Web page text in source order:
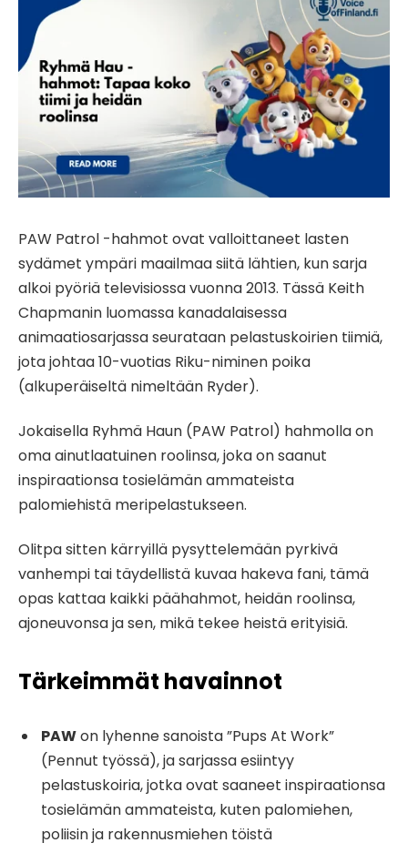
PAW Patrol -hahmot ovat valloittaneet lasten
sydämet ympäri maailmaa siitä lähtien, kun sarja
alkoi pyöriä televisiossa vuonna 2013. Tässä Keith
Chapmanin luomassa kanadalaisessa
animaatiosarjassa seurataan pelastuskoirien tiimiä,
jota johtaa 10-vuotias Riku-niminen poika
(alkuperäiseltä nimeltään Ryder).
Jokaisella Ryhmä Haun (PAW Patrol) hahmolla on
oma ainutlaatuinen roolinsa, joka on saanut
inspiraationsa tosielämän ammateista
palomiehistä meripelastukseen.
Olitpa sitten kärryillä pysyttelemään pyrkivä
vanhempi tai täydellistä kuvaa hakeva fani, tämä
opas kattaa kaikki päähahmot, heidän roolinsa,
ajoneuvonsa ja sen, mikä tekee heistä erityisiä.
Tärkeimmät havainnot
PAWon lyhenne sanoista ”Pups At Work”
(Pennut työssä), ja sarjassa esiintyy
pelastuskoiria, jotka ovat saaneet inspiraationsa
tosielämän ammateista, kuten palomiehen,
poliisin ja rakennusmiehen töistä